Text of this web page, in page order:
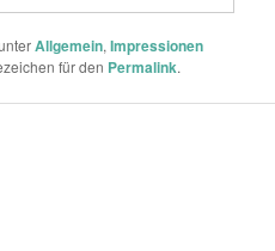
Allgemein,Impressionen
für den Permalink.